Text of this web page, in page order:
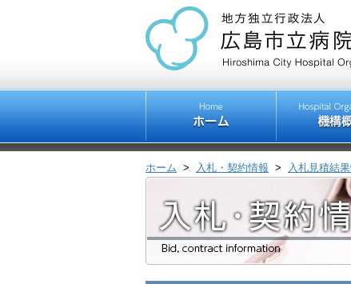
ホーム > 入札・契約情報 > 入札見積結